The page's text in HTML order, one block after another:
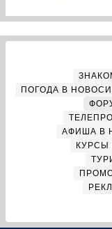
ПОГОДА В
АФИША В
КУРСЫ